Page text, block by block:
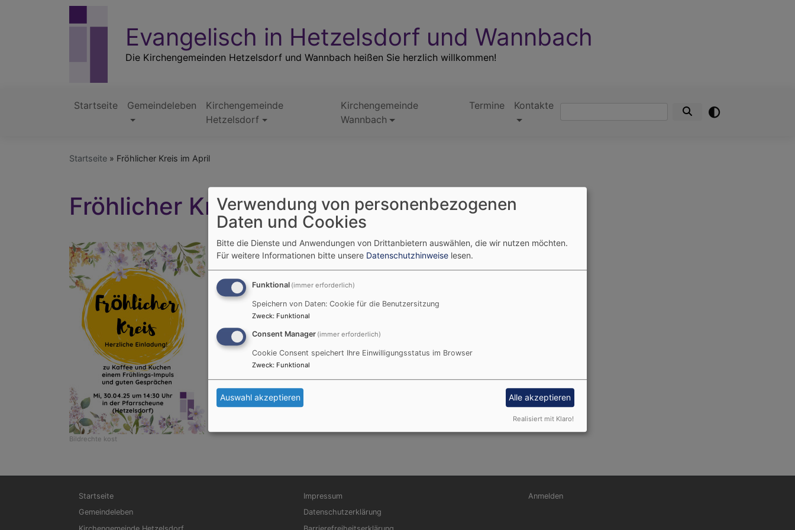
Evangelisch in Hetzelsdorf und Wannbach
Die Kirchengemeinden Hetzelsdorf und Wannbach heißen Sie herzlich willkommen!
Hauptnavigation
Startseite Gemeindeleben
Kirchengemeinde
Hetzelsdorf
Kirchengemeinde
Wannbach
Termine KontakteSuche
Startseite Fröhlicher Kreis im April
Fröhlicher Kreis im April
Bildrechte kost
Hauptnavigation
Startseite
Gemeindeleben
Fußbereichsmenü
Impressum
Datenschutzerklärung
Benutzermenü
Anmelden
Verwendung von personenbezogenen
Daten und Cookies
Bitte die Dienste und Anwendungen von Drittanbietern auswählen, die wir nutzen möchten.
Für weitere Informationen bitte unsere Datenschutzhinweise lesen.
Funktional (immer erforderlich)
Speichern von Daten: Cookie für die Benutzersitzung
Zweck: Funktional
Consent Manager (immer erforderlich)
Cookie Consent speichert Ihre Einwilligungsstatus im Browser
Zweck: Funktional
Auswahl akzeptieren Alle akzeptieren
Realisiert mit Klaro!